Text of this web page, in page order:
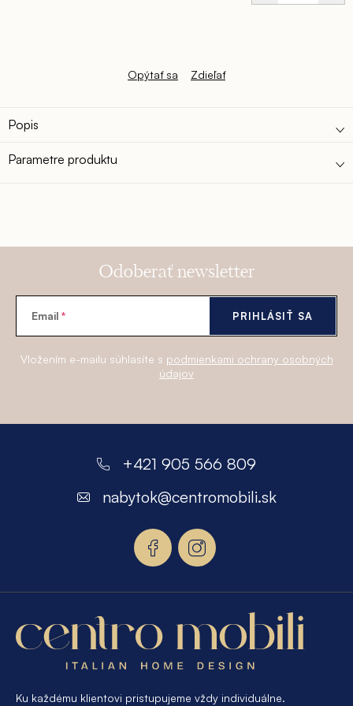
Opýtať sa Zdieľať
Popis
Parametre produktu
Odoberať newsletter
Email
Vložením e-mailu súhlasíte s podmienkami ochrany osobných
údajov
PRIHLÁSIŤ SA
e
Ku každému klientovi pristupujeme vždy individuálne.
+421 905 566 809
nabytok@centromobili.sk